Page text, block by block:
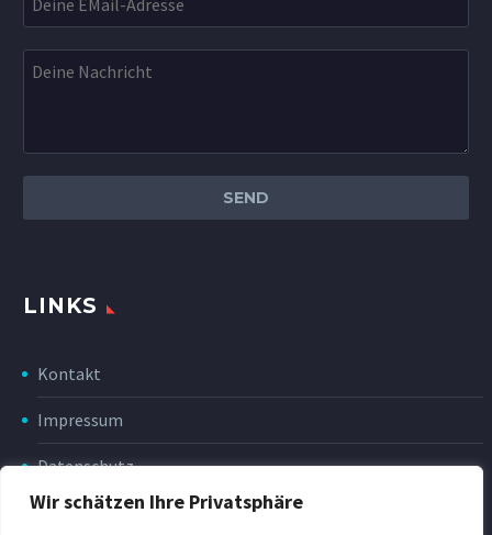
Wir schätzen Ihre Privatsphäre
LINKS
Kontakt
Impressum
Datenschutz
Disclaimer